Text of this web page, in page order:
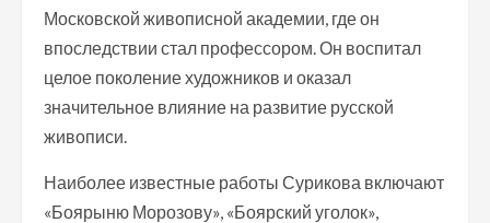
Московской живописной академии, где он
впоследствии стал профессором. Он воспитал
целое поколение художников и оказал
значительное влияние на развитие русской
живописи.
Наиболее известные работы Сурикова включают
«Боярыню Морозову», «Боярский уголок»,